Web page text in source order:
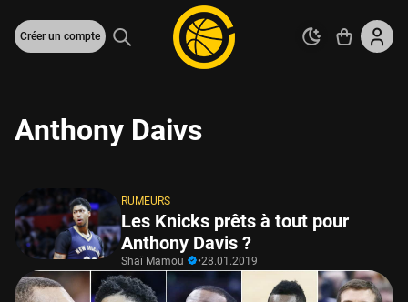
Créer un compte
Anthony Daivs
RUMEURS
Les Knicks prêts à tout pour
Anthony Davis ?
Shaï Mamou •28.01.2019